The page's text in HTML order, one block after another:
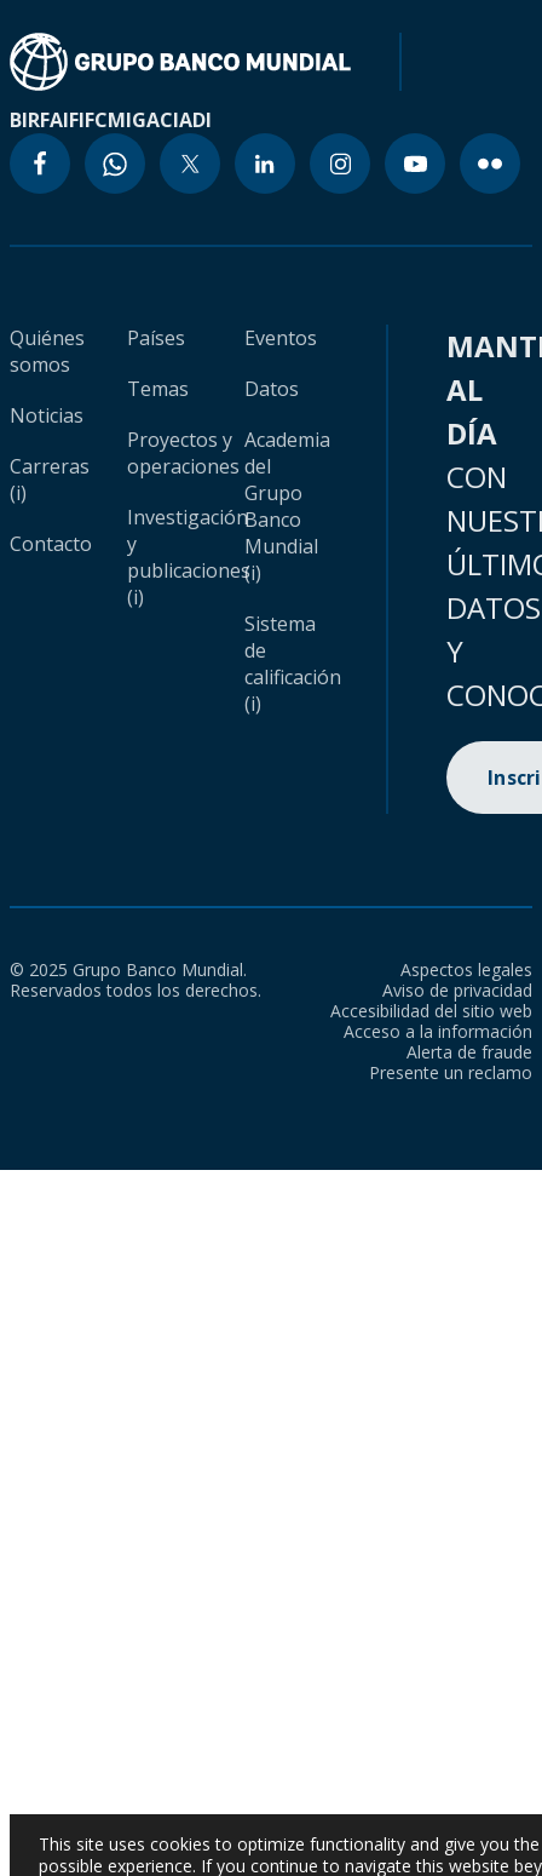
BIRFAIFIFCMIGACIADI
Quiénes
somos
Noticias
Carreras
(i)
Contacto
Países
Temas
Proyectos y
operaciones
Investigación
y
publicaciones
(i)
Eventos
Datos
Academia
del
Grupo
Banco
Mundial
(i)
Sistema
de
calificación
(i)
AL
DÍA
CON
DATOS
Y
© 2025 Grupo Banco Mundial.
Reservados todos los derechos.
Aspectos legales
Aviso de privacidad
Accesibilidad del sitio web
Acceso a la información
Alerta de fraude
Presente un reclamo
This site uses cookies to optimize functionality and give you
possible experience. If you continue to navigate this website